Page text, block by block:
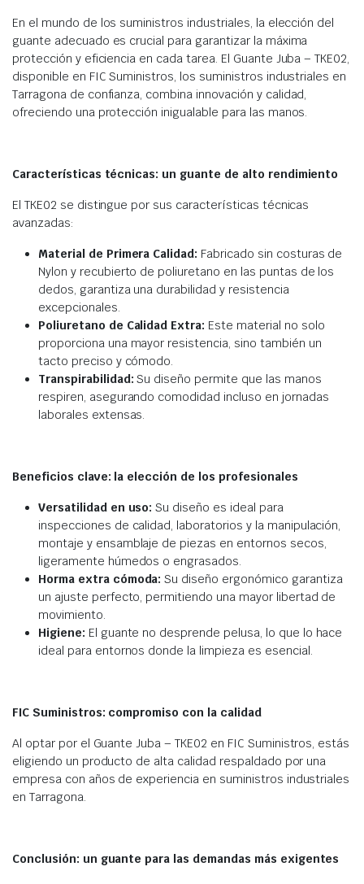
En el mundo de los suministros industriales, la elección del
guante adecuado es crucial para garantizar la máxima
protección y eficiencia en cada tarea. El Guante Juba – TKE02,
disponible en FIC Suministros, los suministros industriales en
Tarragona de confianza, combina innovación y calidad,
ofreciendo una protección inigualable para las manos.
Características técnicas: un guante de alto rendimiento
El TKE02 se distingue por sus características técnicas
avanzadas:
Material de Primera Calidad: Fabricado sin costuras de
Nylon y recubierto de poliuretano en las puntas de los
dedos, garantiza una durabilidad y resistencia
excepcionales.
Poliuretano de Calidad Extra: Este material no solo
proporciona una mayor resistencia, sino también un
tacto preciso y cómodo.
Transpirabilidad: Su diseño permite que las manos
respiren, asegurando comodidad incluso en jornadas
laborales extensas.
Beneficios clave: la elección de los profesionales
Versatilidad en uso: Su diseño es ideal para
inspecciones de calidad, laboratorios y la manipulación,
montaje y ensamblaje de piezas en entornos secos,
ligeramente húmedos o engrasados.
Horma extra cómoda: Su diseño ergonómico garantiza
un ajuste perfecto, permitiendo una mayor libertad de
movimiento.
Higiene: El guante no desprende pelusa, lo que lo hace
ideal para entornos donde la limpieza es esencial.
FIC Suministros: compromiso con la calidad
Al optar por el Guante Juba – TKE02 en FIC Suministros, estás
eligiendo un producto de alta calidad respaldado por una
empresa con años de experiencia en suministros industriales
en Tarragona.
Conclusión: un guante para las demandas más exigentes